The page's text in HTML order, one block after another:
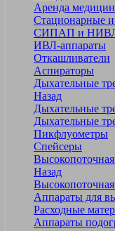
Аренда
Стационарные и
СИПАП и НИВЛ
ИВЛ-аппараты
Откашливатели
Аспираторы
Дыхательные
Назад
Дыхательные
Дыхательные
Пикфлуометры
Спейсеры
Назад
Аппараты для
Расходные
Аппараты